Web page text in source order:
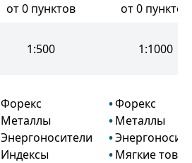
от 0 пунктов
от 0 пунктов
1:500 1:1000
Форекс
Металлы
Энергоносители
Индексы
Форекс
Металлы
Мягкие